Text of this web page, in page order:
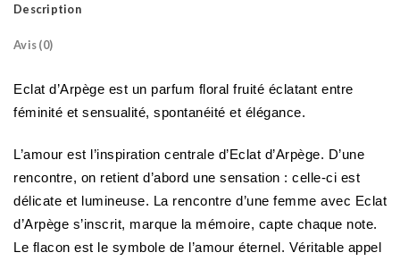
Description
Avis (0)
Eclat d’Arpège est un parfum floral fruité éclatant entre
féminité et sensualité, spontanéité et élégance.
L’amour est l’inspiration centrale d’Eclat d’Arpège. D’une
rencontre, on retient d’abord une sensation : celle-ci est
délicate et lumineuse. La rencontre d’une femme avec Eclat
d’Arpège s’inscrit, marque la mémoire, capte chaque note.
Le flacon est le symbole de l’amour éternel. Véritable appel